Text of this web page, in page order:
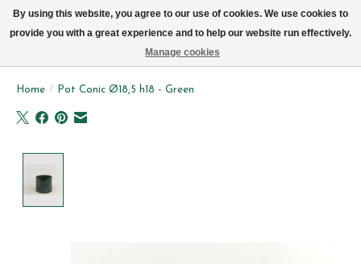
Home / Pot Conic Ø18,5 h18 - Green
By using this website, you agree to our use of cookies. We use cookies to
provide you with a great experience and to help our website run effectively.
Manage cookies